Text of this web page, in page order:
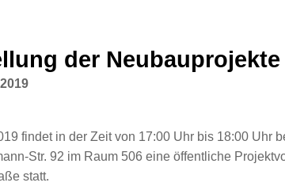
der
findet in der Zeit von 17:00 Uhr bis 18:00 Uhr
Str. 92 im Raum 506 eine öffentliche
statt.